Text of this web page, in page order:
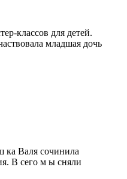
классов для детей.
младшая дочь
ка Валя сочинила
В сего м ы сняли